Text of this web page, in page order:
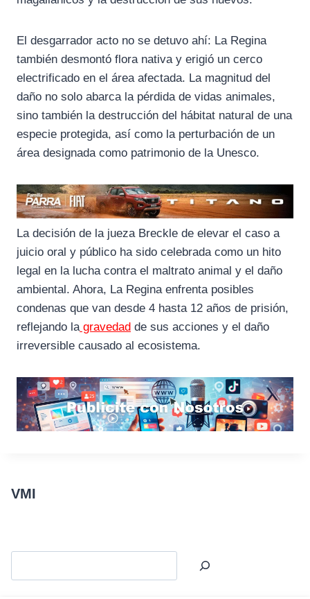
El desgarrador acto no se detuvo ahí: La Regina
también desmontó flora nativa y erigió un cerco
electrificado en el área afectada. La magnitud del
daño no solo abarca la pérdida de vidas animales,
sino también la destrucción del hábitat natural de una
especie protegida, así como la perturbación de un
área designada como patrimonio de la Unesco.
La decisión de la jueza Breckle de elevar el caso a
juicio oral y público ha sido celebrada como un hito
legal en la lucha contra el maltrato animal y el daño
ambiental. Ahora, La Regina enfrenta posibles
condenas que van desde 4 hasta 12 años de prisión,
reflejando lagravedad de sus acciones y el daño
irreversible causado al ecosistema.
VMI